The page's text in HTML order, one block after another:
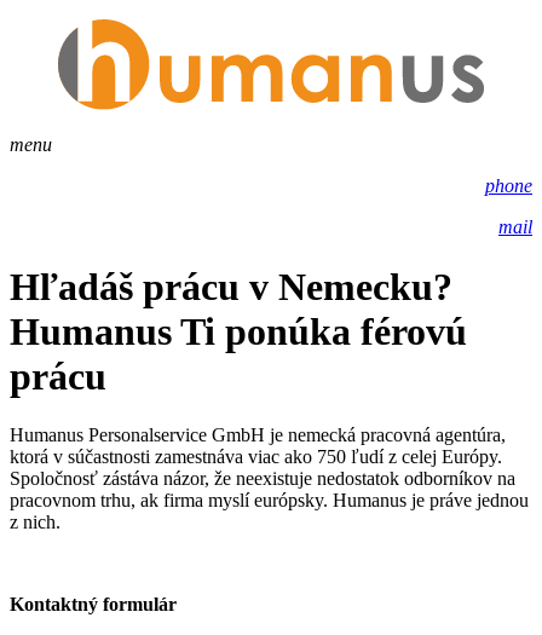
menu
phone
mail
Hľadáš prácu v Nemecku?
Humanus Ti ponúka férovú
prácu
Humanus Personalservice GmbH je nemecká pracovná agentúra,
ktorá v súčastnosti zamestnáva viac ako 750 ľudí z celej Európy.
Spoločnosť zástáva názor, že neexistuje nedostatok odborníkov na
pracovnom trhu, ak firma myslí európsky. Humanus je práve jednou
z nich.
Kontaktný formulár